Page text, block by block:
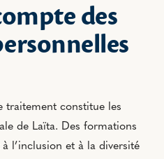
des
traitement constitue les
de Laïta. Des formations
l’inclusion et à la diversité